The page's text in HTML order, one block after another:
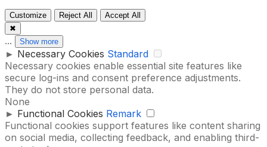
Customize Reject All
Accept All
✖
... Show more
► Necessary Cookies Standard
Necessary cookies enable essential site features like
secure log-ins and consent preference adjustments.
They do not store personal data.
None
► Functional Cookies Remark
Functional cookies support features like content sharing
on social media, collecting feedback, and enabling third-